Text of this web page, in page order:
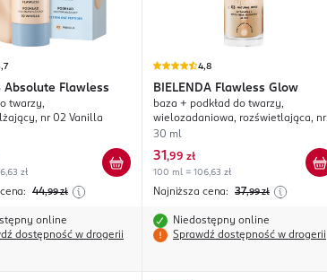
Absolute Flawless
twarzy,
nr 02 Vanilla
zł
44,99 zł
online
dostępność w drogerii
4,8
BIELENDA Flawless Glow
baza + podkład do twarzy,
wielozadaniowa, rozświetlająca, nr
03 Natural Beige
30 ml
31 ,99 zł
100 ml = 106,63 zł
Najniższa cena: 37,99 zł
Niedostępny online
Sprawdź dostępność w drogerii